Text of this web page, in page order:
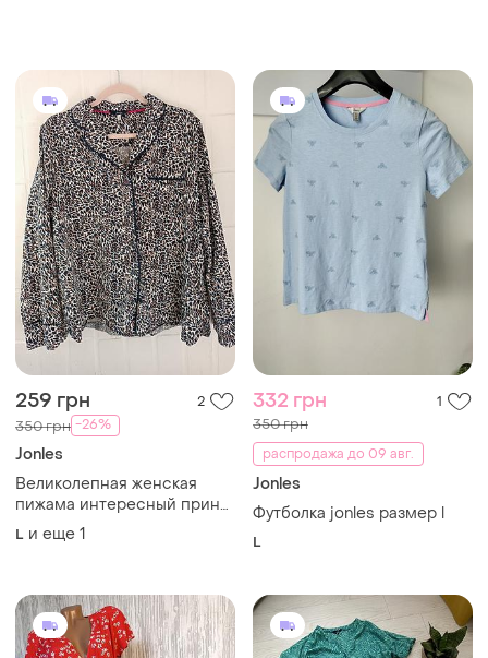
259 грн 2
350 грн -26%
Jonles
Великолепная женская
пижама интересный принт
коттон
L и еще 1
332 грн 1
350 грн
распродажа до 09 авг.
Jonles
Футболка jonles размер l
L